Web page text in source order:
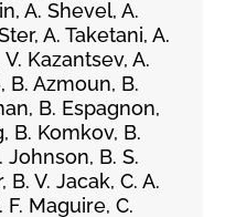
A. Shevel, A.
A. Taketani, A.
Kazantsev, A.
B. Azmoun, B.
B. Espagnon,
B. Komkov, B.
Johnson, B. S.
V. Jacak, C. A.
F. Maguire, C.